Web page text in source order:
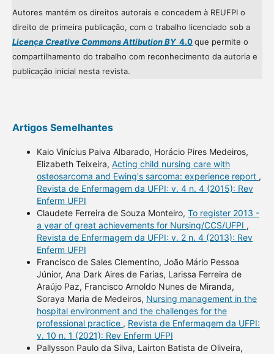
Autores mantém os direitos autorais e concedem à REUFPI o
direito de primeira publicação, com o trabalho licenciado sob a
Licença Creative Commons Attibution BY4.0que permite o
compartilhamento do trabalho com reconhecimento da autoria e
publicação inicial nesta revista.
Artigos Semelhantes
Kaio Vinícius Paiva Albarado, Horácio Pires Medeiros,
Elizabeth Teixeira, Acting child nursing care with
osteosarcoma and Ewing's sarcoma: experience report ,
Revista de Enfermagem da UFPI: v. 4 n. 4 (2015): Rev
Enferm UFPI
Claudete Ferreira de Souza Monteiro, To register 2013 -
a year of great achievements for Nursing/CCS/UFPI ,
Revista de Enfermagem da UFPI: v. 2 n. 4 (2013): Rev
Enferm UFPI
Francisco de Sales Clementino, João Mário Pessoa
Júnior, Ana Dark Aires de Farias, Larissa Ferreira de
Araújo Paz, Francisco Arnoldo Nunes de Miranda,
Soraya Maria de Medeiros, Nursing management in the
hospital environment and the challenges for the
professional practice , Revista de Enfermagem da UFPI:
v. 10 n. 1 (2021): Rev Enferm UFPI
Pallysson Paulo da Silva, Lairton Batista de Oliveira,